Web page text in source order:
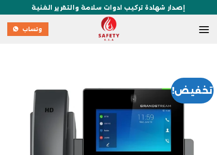
إصدار شهادة تركيب ادوات سلامة والتقرير الفنية
وتساب
تخفيض!